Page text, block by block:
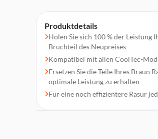
Produktdetails
Holen Sie sich 100 % der Leistung
Bruchteil des Neupreises
Kompatibel mit allen CoolTec-
Ersetzen Sie die Teile Ihres Braun
optimale Leistung zu erhalten
Für eine noch effizientere Rasur